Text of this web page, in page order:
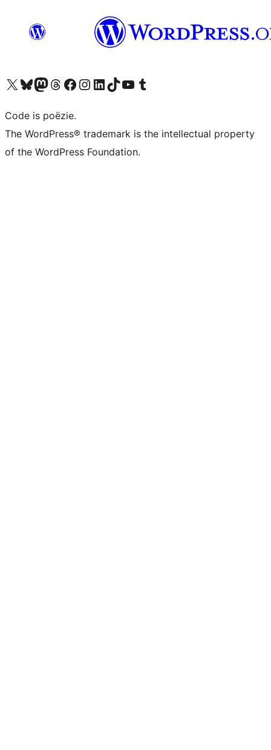
Bezoek ons X (voorheen Twitter) account
Bezoek ons Bluesky account
Bezoek ons Mastodon account
Bezoek ons Threads account
Onze Facebook pagina bezoeken
Bezoek ons Instagram account
Bezoek ons LinkedIn account
Bezoek ons TikTok account
Bezoek ons YouTube kanaalBezoek ons Tumblr account
Code is poëzie.
The WordPress® trademark is the intellectual property
of the WordPress Foundation.